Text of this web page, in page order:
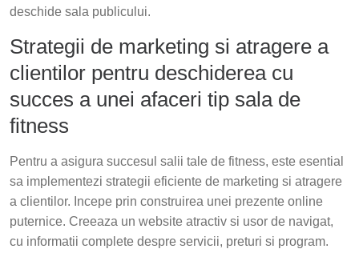
deschide sala publicului.
Strategii de marketing si atragere a
clientilor pentru deschiderea cu
succes a unei afaceri tip sala de
fitness
Pentru a asigura succesul salii tale de fitness, este esential
sa implementezi strategii eficiente de marketing si atragere
a clientilor. Incepe prin construirea unei prezente online
puternice. Creeaza un website atractiv si usor de navigat,
cu informatii complete despre servicii, preturi si program.